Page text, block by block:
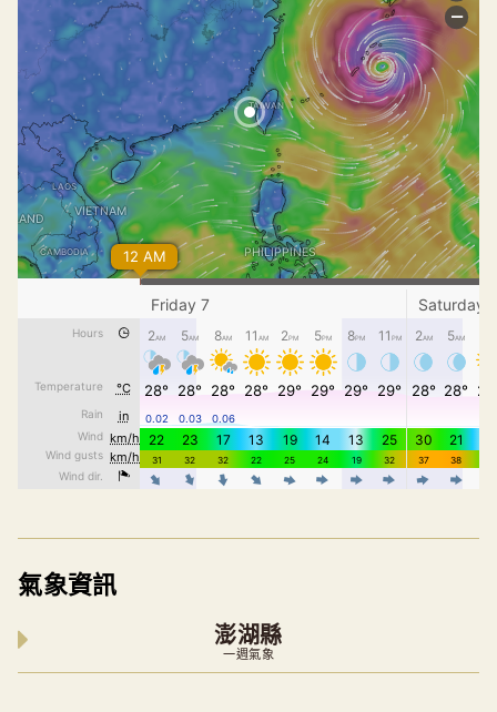
氣象資訊
澎湖縣
一週氣象